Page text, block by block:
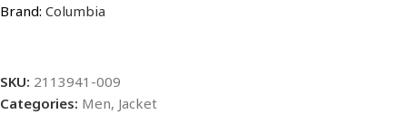
Brand: Columbia
SKU: 2113941-009
Categories: Men, Jacket